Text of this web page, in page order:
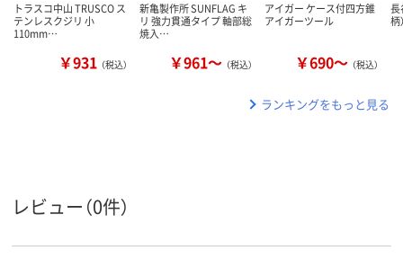
トラスコ中山 TRUSCO ス
テンレスクジリ 小
110mm…
￥931 （税込）
新亀製作所 SUNFLAG キ
リ 強力貫通タイプ 軸部総
焼入…
￥961～ （税込）
アイガー ケース付四方錐
アイガーツール
￥690～ （税込）
長
柄
ランキングをもっと見る
レビュー（0件）